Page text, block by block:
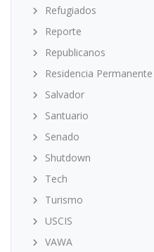
Refugiados
Reporte
Republicanos
Residencia Permanente
Salvador
Santuario
Senado
Shutdown
Tech
Turismo
USCIS
VAWA